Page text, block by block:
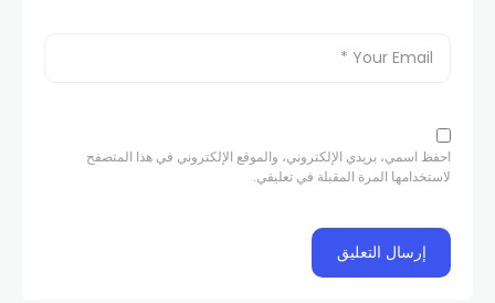
احفظ اسمي، بريدي الإلكتروني، والموقع الإلكتروني في هذا المتصفح
لاستخدامها المرة المقبلة في تعليقي.